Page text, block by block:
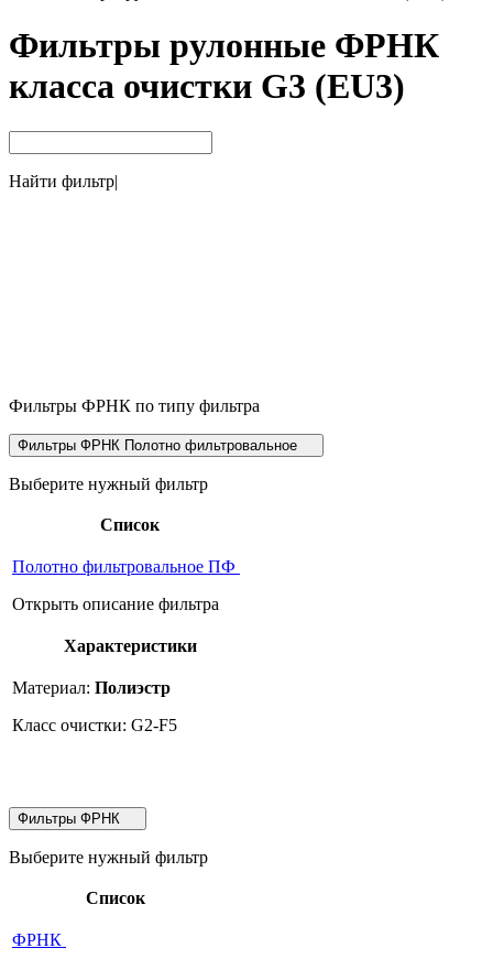
Фильтры рулонные ФРНК
класса очистки G3 (EU3)
Найти фильтр|
Фильтры ФРНК по типу фильтра
Фильтры ФРНК Полотно фильтровальное
Выберите нужный фильтр
Список
Полотно фильтровальное ПФ
Открыть описание фильтра
Характеристики
Материал: Полиэстр
Класс очистки: G2-F5
Фильтры ФРНК
Выберите нужный фильтр
Список
ФРНК